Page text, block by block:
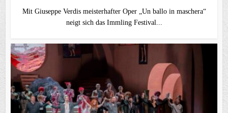
Mit Giuseppe Verdis meisterhafter Oper „Un ballo in maschera“
neigt sich das Immling Festival...